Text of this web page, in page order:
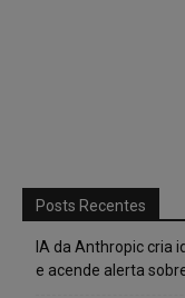
Posts Recentes
IA da Anthropic cria
e acende alerta